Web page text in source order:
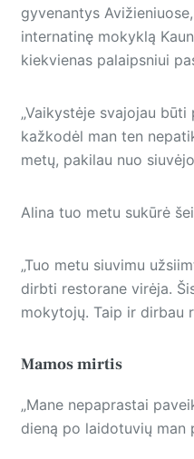
gyvenantys
internatinę mokyklą
kiekvienas palaipsniui
„Vaikystėje svajojau
kažkodėl man ten
metų, pakilau nuo
Alina tuo metu sukūrė
„Tuo metu siuvimu
dirbti restorane virėja.
mokytojų. Taip ir dirbau
Mamos mirtis
„Mane nepaprastai
dieną po laidotuvių man